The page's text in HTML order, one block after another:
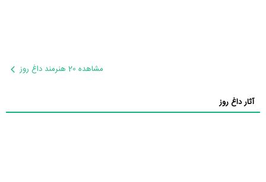
مشاهده 20 هنرمند داغ روز
آثار داغ روز